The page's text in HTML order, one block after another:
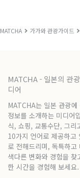
MATCHA 가가와 관광가이드
MATCHA - 일본의 관
디어
MATCHA는 일본 관광
정보를 소개하는 미디어
식, 쇼핑, 교통수단, 그리
10가지 언어로 제공하고
로 전해드리며, 독특하
색다른 변화와 경험을
한 시간을 경험해 보세요.